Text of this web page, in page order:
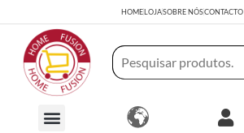
HOMELOJASOBRE NÓSCONTACTO